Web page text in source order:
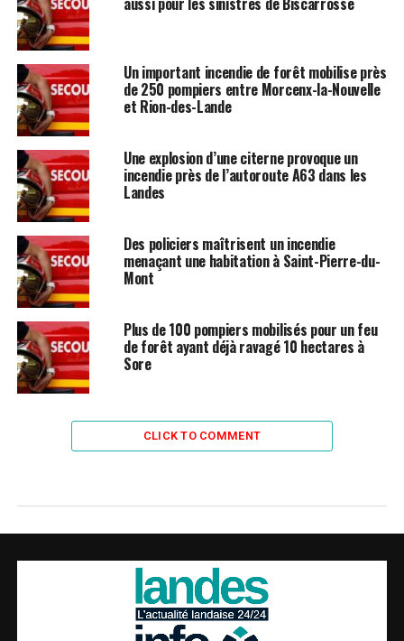
Un important incendie de forêt mobilise près
de 250 pompiers entre Morcenx-la-Nouvelle
et Rion-des-Lande
Une explosion d’une citerne provoque un
incendie près de l’autoroute A63 dans les
Landes
Des policiers maîtrisent un incendie
menaçant une habitation à Saint-Pierre-du-
Mont
Plus de 100 pompiers mobilisés pour un feu
de forêt ayant déjà ravagé 10 hectares à
Sore
CLICK TO COMMENT